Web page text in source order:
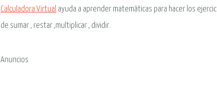
Calculadora Virtual ayuda a aprender matemáticas para hacer los
de sumar , restar ,multiplicar , dividir.
Anuncios